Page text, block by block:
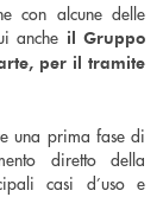
con alcune delle
anche il Gruppo
per il tramite
una prima fase di
diretto della
casi d’uso e